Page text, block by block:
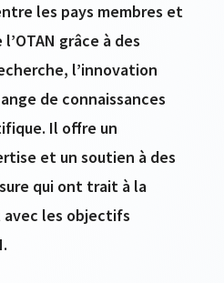
les pays membres et
grâce à des
l’innovation
de connaissances
Il offre un
et un soutien à des
qui ont trait à la
les objectifs